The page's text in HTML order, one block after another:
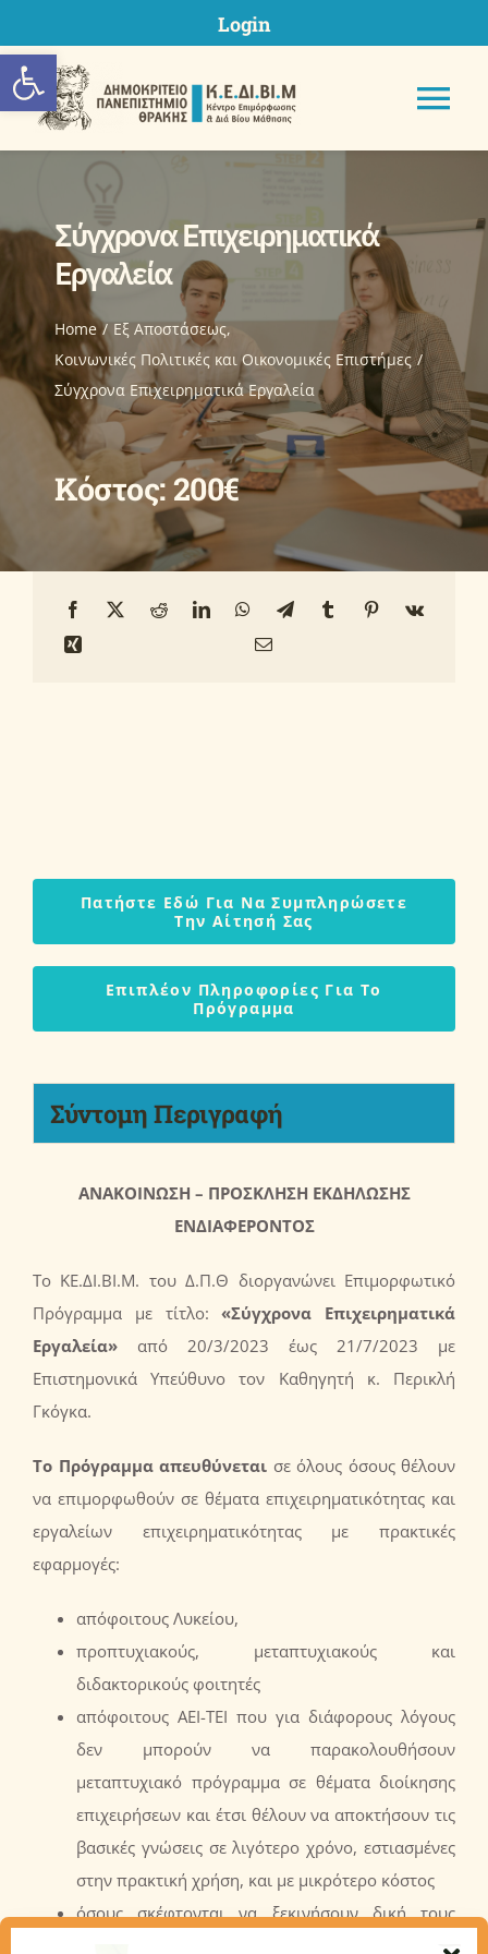
Ανοίξτε τη γραμμή εργαλείων
to
content
Login
ΚΕΔΙΒΙΜ ΔΠΘ
Προγράμματα
Υποβολή Πρότασης
Μητρώα
Ανακοινώσεις
Σύγχρονα Επιχειρηματικά
Εργαλεία
Home
Eξ Aποστάσεως
Κοινωνικές Πολιτικές και Οικονομικές Επιστήμες
Σύγχρονα Επιχειρηματικά Εργαλεία
Κόστος: 200€
Πατήστε Εδώ Για Να Συμπληρώσετε
Την Αίτησή Σας
Επιπλέον Πληροφορίες Για Το
Πρόγραμμα
Σύντομη Περιγραφή
ΑΝΑΚΟΙΝΩΣΗ – ΠΡΟΣΚΛΗΣΗ ΕΚΔΗΛΩΣΗΣ
ΕΝΔΙΑΦΕΡΟΝΤΟΣ
Το ΚΕ.ΔΙ.ΒΙ.Μ. του Δ.Π.Θ διοργανώνει Επιμορφωτικό
Πρόγραμμα με τίτλο:«Σύγχρονα Επιχειρηματικά
Εργαλεία» από 20/3/2023 έως 21/7/2023 με
Επιστημονικά Υπεύθυνο τον Καθηγητή κ. Περικλή
Γκόγκα.
Το Πρόγραμμα απευθύνεται σε όλους όσους θέλουν
να επιμορφωθούν σε θέματα επιχειρηματικότητας και
εργαλείων επιχειρηματικότητας με πρακτικές
εφαρμογές:
απόφοιτους Λυκείου,
προπτυχιακούς, μεταπτυχιακούς και
διδακτορικούς φοιτητές
απόφοιτους ΑΕΙ-ΤΕΙ που για διάφορους λόγους
δεν μπορούν να παρακολουθήσουν
μεταπτυχιακό πρόγραμμα σε θέματα διοίκησης
επιχειρήσεων και έτσι θέλουν να αποκτήσουν τις
βασικές γνώσεις σε λιγότερο χρόνο, εστιασμένες
στην πρακτική χρήση, και με μικρότερο κόστος
όσους σκέφτονται να ξεκινήσουν δική τους
επιχείρηση και δεν έχουν τις κατάλληλες